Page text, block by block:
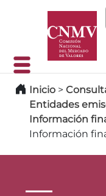
Inicio >
Entidades
Información
Información